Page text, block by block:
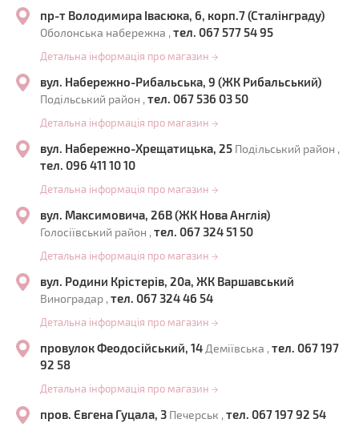
пр-т Володимира Івасюка, 6, корп.7 (Сталінграду)
Оболонська набережна , тел. 067 577 54 95
Детальна інформація про магазин →
вул. Набережно-Рибальська, 9 (ЖК Рибальський)
Подільський район , тел. 067 536 03 50
Детальна інформація про магазин →
вул. Набережно-Хрещатицька, 25 Подільський район ,
тел. 096 411 10 10
Детальна інформація про магазин →
вул. Максимовича, 26В (ЖК Нова Англія)
Голосіївський район , тел. 067 324 51 50
Детальна інформація про магазин →
вул. Родини Крістерів, 20а, ЖК Варшавський
Виноградар , тел. 067 324 46 54
Детальна інформація про магазин →
провулок Феодосійський, 14 Деміївська , тел. 067 197
92 58
Детальна інформація про магазин →
пров. Євгена Гуцала, 3 Печерськ , тел. 067 197 92 54